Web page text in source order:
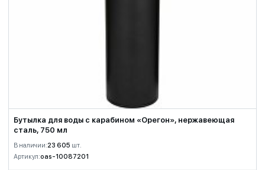
Бутылка для воды с карабином «Орегон», нержавеющая
сталь, 750 мл
В наличии:23 605 шт.
Артикул:oas-10087201